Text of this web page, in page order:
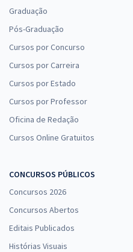
Graduação
Pós-Graduação
Cursos por Concurso
Cursos por Carreira
Cursos por Estado
Cursos por Professor
Oficina de Redação
Cursos Online Gratuitos
CONCURSOS PÚBLICOS
Concursos 2026
Concursos Abertos
Editais Publicados
Histórias Visuais